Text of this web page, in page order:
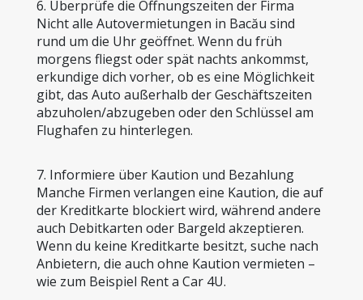
6. Überprüfe die Öffnungszeiten der Firma
Nicht alle Autovermietungen in Bacău sind
rund um die Uhr geöffnet. Wenn du früh
morgens fliegst oder spät nachts ankommst,
erkundige dich vorher, ob es eine Möglichkeit
gibt, das Auto außerhalb der Geschäftszeiten
abzuholen/abzugeben oder den Schlüssel am
Flughafen zu hinterlegen.
7. Informiere über Kaution und Bezahlung
Manche Firmen verlangen eine Kaution, die auf
der Kreditkarte blockiert wird, während andere
auch Debitkarten oder Bargeld akzeptieren.
Wenn du keine Kreditkarte besitzt, suche nach
Anbietern, die auch ohne Kaution vermieten –
wie zum Beispiel Rent a Car 4U.